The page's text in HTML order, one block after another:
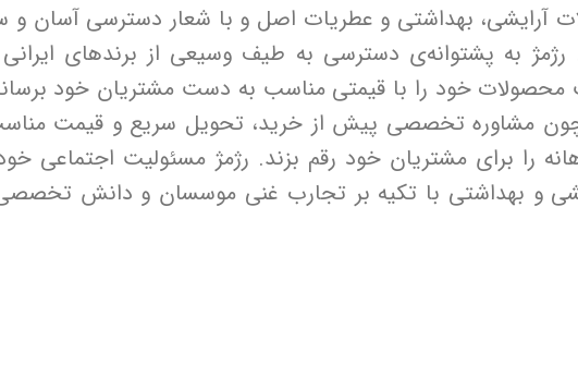
آرایشی، بهداشتی و عطریات اصل و با شعار دسترسی آسان و
به پشتوانه‌ی دسترسی به طیف وسیعی از برندهای
محصولات خود را با قیمتی مناسب به دست مشتریان خود
مشاوره تخصصی پیش از خرید، تحویل سریع و قیمت
برای مشتریان خود رقم بزند. رژمژ مسئولیت اجتماعی
و بهداشتی با تکیه بر تجارب غنی موسسان و دانش